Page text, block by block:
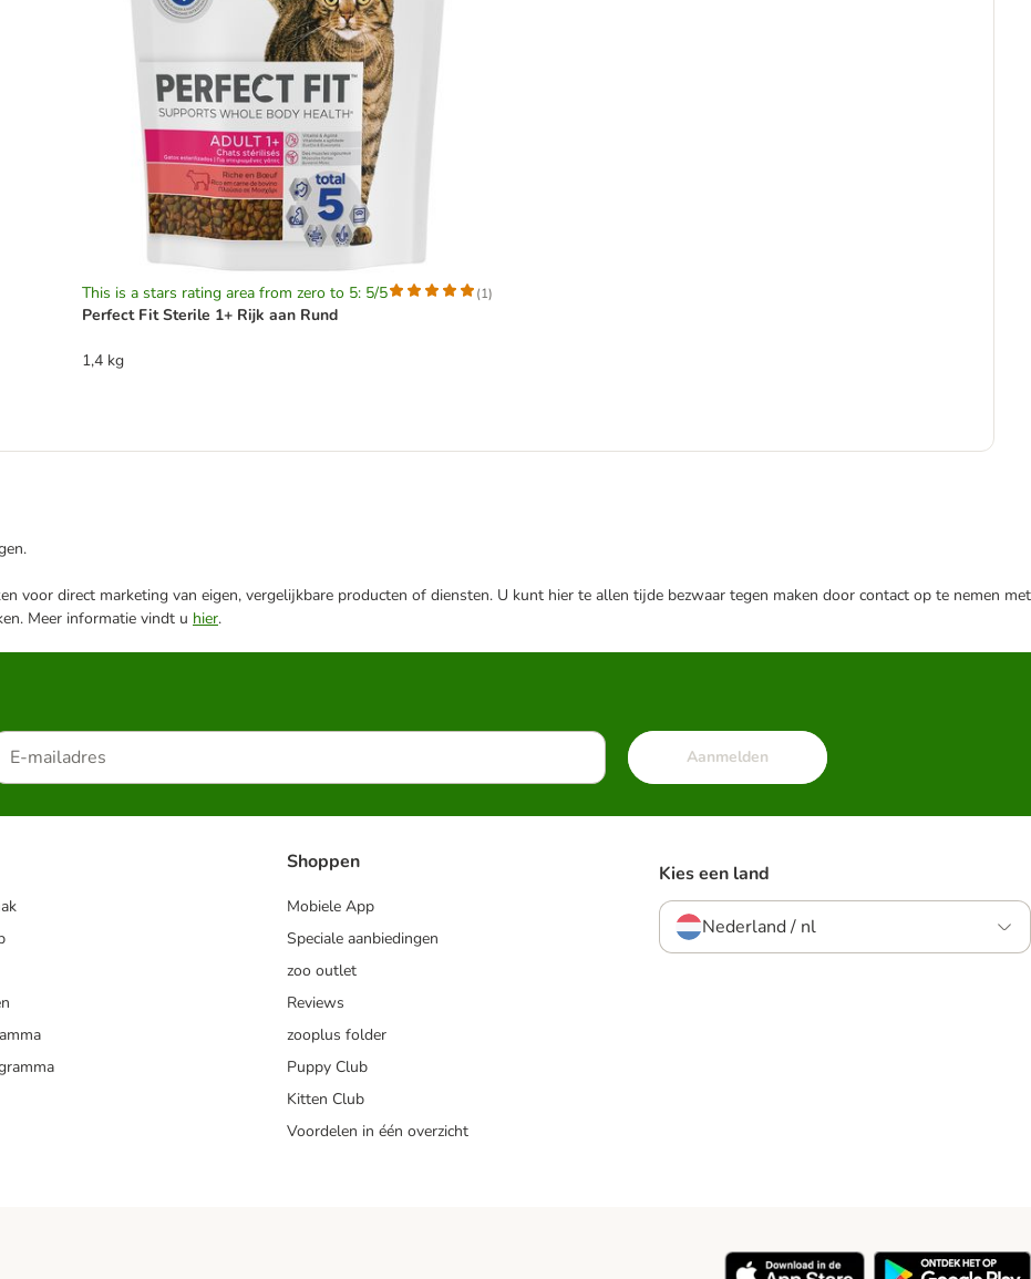
This is a stars rating area from zero to 5: 5/5 (1)
Perfect Fit Sterile 1+ Rijk aan Rund
1,4 kg
voor direct marketing van eigen, vergelijkbare producten of diensten. U kunt hier te allen tijde bezwaar tegen maken door contact op te nemen met
Meer informatie vindt u hier.
Aanmelden
Shoppen
Mobiele App
Speciale aanbiedingen
zoo outlet
Reviews
zooplus folder
Puppy Club
Kitten Club
Voordelen in één overzicht
Kies een land
Nederland / nl